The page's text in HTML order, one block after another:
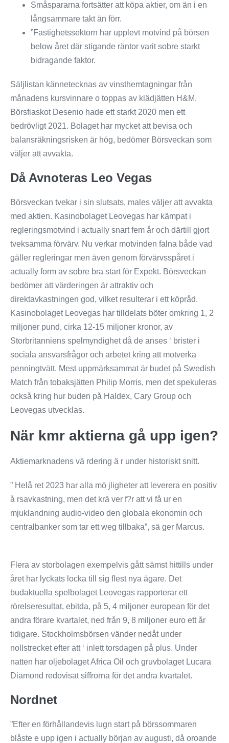
Småspararna fortsätter att köpa aktier, om än i en
långsammare takt än förr.
”Fastighetssektorn har upplevt motvind på börsen
below året där stigande räntor varit sobre starkt
bidragande faktor.
Säljlistan kännetecknas av vinsthemtagningar från
månadens kursvinnare o toppas av klädjätten H&M.
Börsfiaskot Desenio hade ett starkt 2020 men ett
bedrövligt 2021. Bolaget har mycket att bevisa och
balansräkningsrisken är hög, bedömer Börsveckan som
väljer att avvakta.
Då Avnoteras Leo Vegas
Börsveckan tvekar i sin slutsats, males väljer att avvakta
med aktien. Kasinobolaget Leovegas har kämpat i
regleringsmotvind i actually snart fem år och därtill gjort
tveksamma förvärv. Nu verkar motvinden falna både vad
gäller regleringar men även genom förvärvsspåret i
actually form av sobre bra start för Expekt. Börsveckan
bedömer att värderingen är attraktiv och
direktavkastningen god, vilket resulterar i ett köpråd.
Kasinobolaget Leovegas har tilldelats böter omkring 1, 2
miljoner pund, cirka 12-15 miljoner kronor, av
Storbritanniens spelmyndighet då de anses ‘ brister i
sociala ansvarsfrågor och arbetet kring att motverka
penningtvätt. Mest uppmärksammat är budet på Swedish
Match från tobaksjätten Philip Morris, men det spekuleras
också kring hur buden på Haldex, Cary Group och
Leovegas utvecklas.
När kmr aktierna gå upp igen?
Aktiemarknadens vä rdering ä r under historiskt snitt.
” Helå ret 2023 har alla mö jligheter att leverera en positiv
å rsavkastning, men det krä ver f?r att vi få ur en
mjuklandning audio-video den globala ekonomin och
centralbanker som tar ett weg tillbaka”, sä ger Marcus.
Flera av storbolagen exempelvis gått sämst hittills under
året har lyckats locka till sig flest nya ägare. Det
budaktuella spelbolaget Leovegas rapporterar ett
rörelseresultat, ebitda, på 5, 4 miljoner european för det
andra förare kvartalet, ned från 9, 8 miljoner euro ett år
tidigare. Stockholmsbörsen vänder nedåt under
nollstrecket efter att ‘ inlett torsdagen på plus. Under
natten har oljebolaget Africa Oil och gruvbolaget Lucara
Diamond redovisat siffrorna för det andra kvartalet.
Nordnet
”Efter en förhållandevis lugn start på börssommaren
blåste e upp igen i actually början av augusti, då oroande